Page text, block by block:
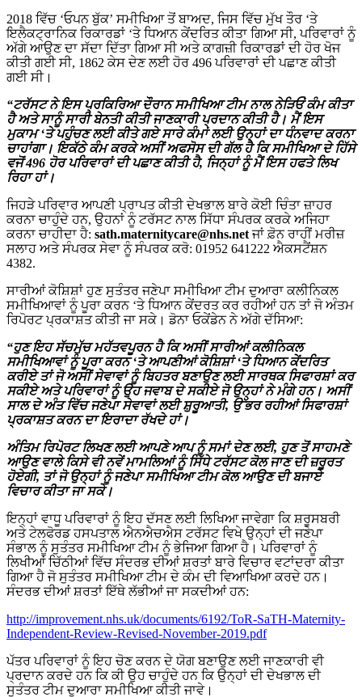
2018 ਵਿੱਚ ‘ਓਪਨ ਬੁੱਕ’ ਸਮੀਖਿਆ ਤੋਂ ਬਾਅਦ, ਜਿਸ ਵਿੱਚ ਮੁੱਖ ਤੌਰ ‘ਤੇ
ਇਲੈਕਟ੍ਰਾਨਿਕ ਰਿਕਾਰਡਾਂ ‘ਤੇ ਧਿਆਨ ਕੇਂਦਰਿਤ ਕੀਤਾ ਗਿਆ ਸੀ, ਪਰਿਵਾਰਾਂ ਨੂੰ
ਅੱਗੇ ਆਉਣ ਦਾ ਸੱਦਾ ਦਿੱਤਾ ਗਿਆ ਸੀ ਅਤੇ ਕਾਗਜ਼ੀ ਰਿਕਾਰਡਾਂ ਦੀ ਹੋਰ ਖੋਜ
ਕੀਤੀ ਗਈ ਸੀ, 1862 ਕੇਸ ਦੇਣ ਲਈ ਹੋਰ 496 ਪਰਿਵਾਰਾਂ ਦੀ ਪਛਾਣ ਕੀਤੀ
ਗਈ ਸੀ।
“ਟਰੱਸਟ ਨੇ ਇਸ ਪ੍ਰਕਿਰਿਆ ਦੌਰਾਨ ਸਮੀਖਿਆ ਟੀਮ ਨਾਲ ਨੇੜਿਓਂ ਕੰਮ ਕੀਤਾ
ਹੈ ਅਤੇ ਸਾਨੂੰ ਸਾਰੀ ਬੇਨਤੀ ਕੀਤੀ ਜਾਣਕਾਰੀ ਪ੍ਰਦਾਨ ਕੀਤੀ ਹੈ। ਮੈਂ ਇਸ
ਮੁਕਾਮ ‘ਤੇ ਪਹੁੰਚਣ ਲਈ ਕੀਤੇ ਗਏ ਸਾਰੇ ਕੰਮਾਂ ਲਈ ਉਨ੍ਹਾਂ ਦਾ ਧੰਨਵਾਦ ਕਰਨਾ
ਚਾਹਾਂਗਾ। ਇਕੱਠੇ ਕੰਮ ਕਰਕੇ ਅਸੀਂਅਫਸੋਸ ਦੀ ਗੱਲ ਹੈ ਕਿ ਸਮੀਖਿਆ ਦੇ ਹਿੱਸੇ
ਵਜੋਂ 496 ਹੋਰ ਪਰਿਵਾਰਾਂ ਦੀ ਪਛਾਣ ਕੀਤੀ ਹੈ, ਜਿਨ੍ਹਾਂ ਨੂੰ ਮੈਂ ਇਸ ਹਫਤੇ ਲਿਖ
ਰਿਹਾ ਹਾਂ।
ਜਿਹੜੇ ਪਰਿਵਾਰ ਆਪਣੀ ਪ੍ਰਾਪਤ ਕੀਤੀ ਦੇਖਭਾਲ ਬਾਰੇ ਕੋਈ ਚਿੰਤਾ ਜ਼ਾਹਰ
ਕਰਨਾ ਚਾਹੁੰਦੇ ਹਨ, ਉਹਨਾਂ ਨੂੰ ਟਰੱਸਟ ਨਾਲ ਸਿੱਧਾ ਸੰਪਰਕ ਕਰਕੇ ਅਜਿਹਾ
ਕਰਨਾ ਚਾਹੀਦਾ ਹੈ: sath.maternitycare@nhs.net ਜਾਂ ਫ਼ੋਨ ਰਾਹੀਂ ਮਰੀਜ਼
ਸਲਾਹ ਅਤੇ ਸੰਪਰਕ ਸੇਵਾ ਨੂੰ ਸੰਪਰਕ ਕਰੋ: 01952 641222 ਐਕਸਟੈਂਸ਼ਨ
4382.
ਸਾਰੀਆਂ ਕੋਸ਼ਿਸ਼ਾਂ ਹੁਣ ਸੁਤੰਤਰ ਜਣੇਪਾ ਸਮੀਖਿਆ ਟੀਮ ਦੁਆਰਾ ਕਲੀਨਿਕਲ
ਸਮੀਖਿਆਵਾਂ ਨੂੰ ਪੂਰਾ ਕਰਨ ‘ਤੇ ਧਿਆਨ ਕੇਂਦਰਤ ਕਰ ਰਹੀਆਂ ਹਨ ਤਾਂ ਜੋ ਅੰਤਮ
ਰਿਪੋਰਟ ਪ੍ਰਕਾਸ਼ਤ ਕੀਤੀ ਜਾ ਸਕੇ। ਡੋਨਾ ਓਕੇਂਡੇਨ ਨੇ ਅੱਗੇ ਦੱਸਿਆ:
“ਹੁਣ ਇਹ ਸੱਚਮੁੱਚ ਮਹੱਤਵਪੂਰਨ ਹੈ ਕਿ ਅਸੀਂ ਸਾਰੀਆਂ ਕਲੀਨਿਕਲ
ਸਮੀਖਿਆਵਾਂ ਨੂੰ ਪੂਰਾ ਕਰਨ ‘ਤੇ ਆਪਣੀਆਂ ਕੋਸ਼ਿਸ਼ਾਂ ‘ਤੇ ਧਿਆਨ ਕੇਂਦਰਿਤ
ਕਰੀਏ ਤਾਂ ਜੋ ਅਸੀਂ ਸੇਵਾਵਾਂ ਨੂੰ ਬਿਹਤਰ ਬਣਾਉਣ ਲਈ ਸਾਰਥਕ ਸਿਫਾਰਸ਼ਾਂ ਕਰ
ਸਕੀਏ ਅਤੇ ਪਰਿਵਾਰਾਂ ਨੂੰ ਉਹ ਜਵਾਬ ਦੇ ਸਕੀਏ ਜੋ ਉਨ੍ਹਾਂ ਨੇ ਮੰਗੇ ਹਨ। ਅਸੀਂ
ਸਾਲ ਦੇ ਅੰਤ ਵਿੱਚ ਜਣੇਪਾ ਸੇਵਾਵਾਂ ਲਈ ਸ਼ੁਰੂਆਤੀ, ਉੱਭਰ ਰਹੀਆਂ ਸਿਫਾਰਸ਼ਾਂ
ਪ੍ਰਕਾਸ਼ਤ ਕਰਨ ਦਾ ਇਰਾਦਾ ਰੱਖਦੇ ਹਾਂ।
ਅੰਤਿਮ ਰਿਪੋਰਟ ਲਿਖਣ ਲਈ ਆਪਣੇ ਆਪ ਨੂੰ ਸਮਾਂ ਦੇਣ ਲਈ, ਹੁਣ ਤੋਂ ਸਾਹਮਣੇ
ਆਉਣ ਵਾਲੇ ਕਿਸੇ ਵੀ ਨਵੇਂ ਮਾਮਲਿਆਂ ਨੂੰ ਸਿੱਧੇ ਟਰੱਸਟ ਕੋਲ ਜਾਣ ਦੀ ਜ਼ਰੂਰਤ
ਹੋਏਗੀ, ਤਾਂ ਜੋ ਉਨ੍ਹਾਂ ਨੂੰ ਜਣੇਪਾ ਸਮੀਖਿਆ ਟੀਮ ਕੋਲ ਆਉਣ ਦੀ ਬਜਾਏ
ਵਿਚਾਰ ਕੀਤਾ ਜਾ ਸਕੇ।
ਇਨ੍ਹਾਂ ਵਾਧੂ ਪਰਿਵਾਰਾਂ ਨੂੰ ਇਹ ਦੱਸਣ ਲਈ ਲਿਖਿਆ ਜਾਵੇਗਾ ਕਿ ਸ਼ਰੂਸਬਰੀ
ਅਤੇ ਟੇਲਫੋਰਡ ਹਸਪਤਾਲ ਐਨਐਚਐਸ ਟਰੱਸਟ ਵਿਖੇ ਉਨ੍ਹਾਂ ਦੀ ਜਣੇਪਾ
ਸੰਭਾਲ ਨੂੰ ਸੁਤੰਤਰ ਸਮੀਖਿਆ ਟੀਮ ਨੂੰ ਭੇਜਿਆ ਗਿਆ ਹੈ। ਪਰਿਵਾਰਾਂ ਨੂੰ
ਲਿਖੀਆਂ ਚਿੱਠੀਆਂ ਵਿੱਚ ਸੰਦਰਭ ਦੀਆਂ ਸ਼ਰਤਾਂ ਬਾਰੇ ਵਿਚਾਰ ਵਟਾਂਦਰਾ ਕੀਤਾ
ਗਿਆ ਹੈ ਜੋ ਸੁਤੰਤਰ ਸਮੀਖਿਆ ਟੀਮ ਦੇ ਕੰਮ ਦੀ ਵਿਆਖਿਆ ਕਰਦੇ ਹਨ।
ਸੰਦਰਭ ਦੀਆਂ ਸ਼ਰਤਾਂ ਇੱਥੇ ਲੱਭੀਆਂ ਜਾ ਸਕਦੀਆਂ ਹਨ:
http://improvement.nhs.uk/documents/6192/ToR-SaTH-Maternity-
Independent-Review-Revised-November-2019.pdf
ਪੱਤਰ ਪਰਿਵਾਰਾਂ ਨੂੰ ਇਹ ਚੋਣ ਕਰਨ ਦੇ ਯੋਗ ਬਣਾਉਣ ਲਈ ਜਾਣਕਾਰੀ ਵੀ
ਪ੍ਰਦਾਨ ਕਰਦੇ ਹਨ ਕਿ ਕੀ ਉਹ ਚਾਹੁੰਦੇ ਹਨ ਕਿ ਉਨ੍ਹਾਂ ਦੀ ਦੇਖਭਾਲ ਦੀ
ਸੁਤੰਤਰ ਟੀਮ ਦੁਆਰਾ ਸਮੀਖਿਆ ਕੀਤੀ ਜਾਵੇ।